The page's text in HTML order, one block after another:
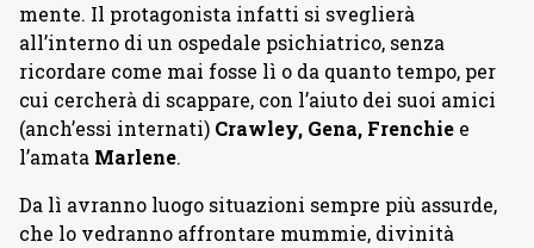
mente. Il protagonista infatti si sveglierà
all’interno di un ospedale psichiatrico, senza
ricordare come mai fosse lì o da quanto tempo, per
cui cercherà di scappare, con l’aiuto dei suoi amici
(anch’essi internati) Crawley, Gena, Frenchie e
l’amata Marlene.
Da lì avranno luogo situazioni sempre più assurde,
che lo vedranno affrontare mummie, divinità